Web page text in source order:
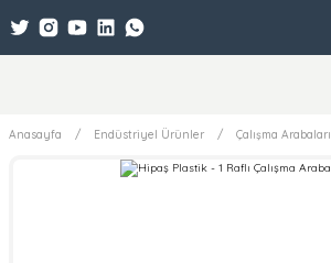
Anasayfa Endüstriyel Ürünler Çalışma Arabaları